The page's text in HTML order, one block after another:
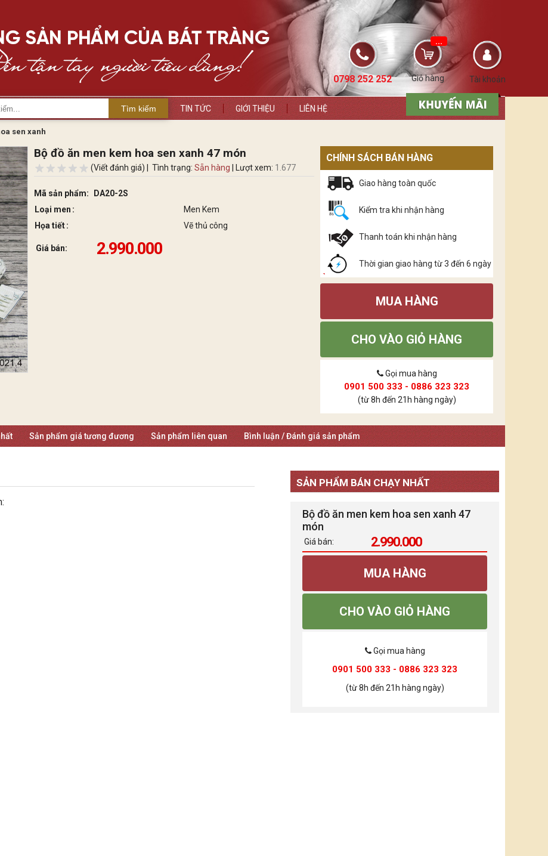
Tài khoản
Giỏ hàng
...
0798 252 252
Tìm kiếm TIN TỨC GIỚI THIỆU LIÊN HỆ
sen xanh
Bộ đồ ăn men kem hoa sen xanh 47 món
(Viết đánh giá) | Tình trạng: Sẵn hàng | Lượt xem: 1.677
Mã sản phẩm:
DA20-2S
Loại men
Men Kem
Họa tiết
Vẽ thủ công
Giá bán: 2.990.000
CHÍNH SÁCH BÁN HÀNG
Giao hàng toàn quốc
Kiểm tra khi nhận hàng
Thanh toán khi nhận hàng
Thời gian giao hàng từ 3 đến 6 ngày
MUA HÀNG
CHO VÀO GIỎ HÀNG
Gọi mua hàng
0901 500 333 - 0886 323 323
(từ 8h đến 21h hàng ngày)
Sản phẩm giá tương đương Sản phẩm liên quan Bình luận / Đánh giá sản phẩm
SẢN PHẨM BÁN CHẠY NHẤT
Bộ đồ ăn men kem hoa sen xanh 47
món
Giá bán: 2.990.000
MUA HÀNG
CHO VÀO GIỎ HÀNG
Gọi mua hàng
0901 500 333 - 0886 323 323
(từ 8h đến 21h hàng ngày)